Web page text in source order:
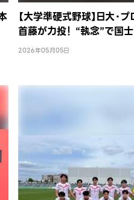
【大学準硬式野球】日大・
首藤が力投！ “執念”で国
2026年05月05日